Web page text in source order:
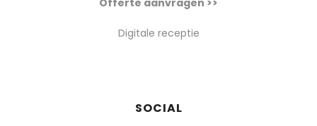
Digitale receptie
SOCIAL